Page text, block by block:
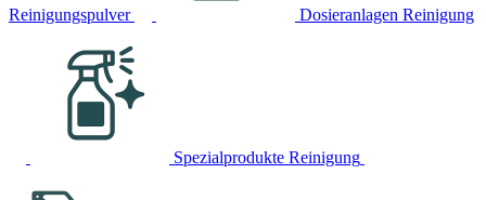
Reinigungspulver Dosieranlagen Reinigung
Spezialprodukte Reinigung